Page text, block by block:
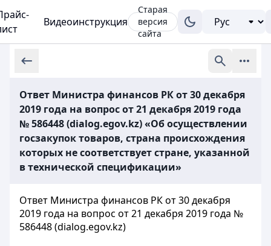
Видеоинструкция
Старая
версия
сайта
Ответ Министра финансов РК от 30 декабря
2019 года на вопрос от 21 декабря 2019 года
№ 586448 (dialog.egov.kz) «Об осуществлении
госзакупок товаров, страна происхождения
которых не соответствует стране, указанной
в технической спецификации»
Ответ Министра финансов РК от 30 декабря
2019 года на вопрос от 21 декабря 2019 года №
586448 (dialog.egov.kz)